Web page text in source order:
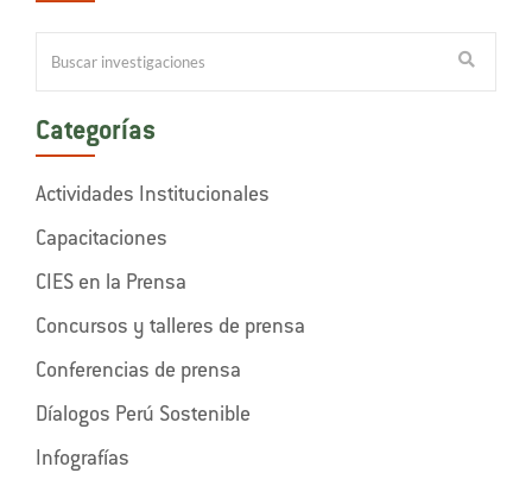
Categorías
Actividades Institucionales
Capacitaciones
CIES en la Prensa
Concursos y talleres de prensa
Conferencias de prensa
Díalogos Perú Sostenible
Infografías